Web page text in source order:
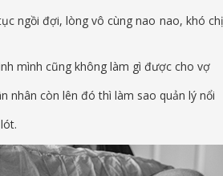
ngồi đợi, lòng vô cùng nao nao, khó
mình cũng không làm gì được cho vợ
nhân còn lên đó thì làm sao quản lý nổi